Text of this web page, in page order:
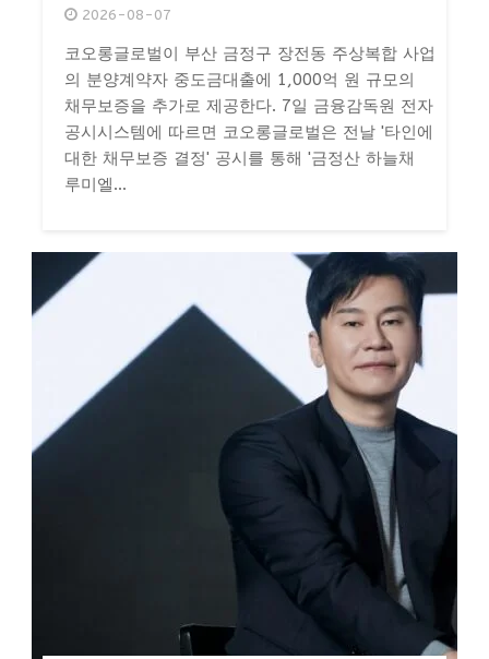
2026-08-07
코오롱글로벌이 부산 금정구 장전동 주상복합 사업
의 분양계약자 중도금대출에 1,000억 원 규모의
채무보증을 추가로 제공한다. 7일 금융감독원 전자
공시시스템에 따르면 코오롱글로벌은 전날 '타인에
대한 채무보증 결정' 공시를 통해 '금정산 하늘채
루미엘...